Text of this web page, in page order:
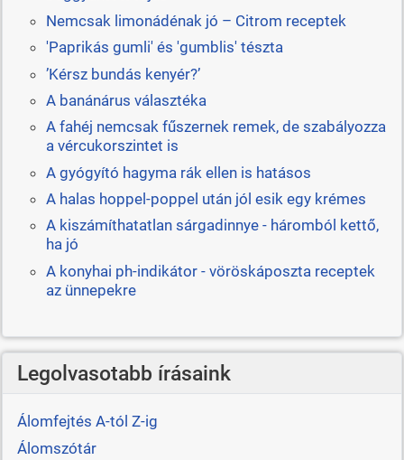
Nemcsak limonádénak jó – Citrom receptek
'Paprikás gumli' és 'gumblis' tészta
’Kérsz bundás kenyér?’
A banánárus választéka
A fahéj nemcsak fűszernek remek, de szabályozza
a vércukorszintet is
A gyógyító hagyma rák ellen is hatásos
A halas hoppel-poppel után jól esik egy krémes
A kiszámíthatatlan sárgadinnye - háromból kettő,
ha jó
A konyhai ph-indikátor - vöröskáposzta receptek
az ünnepekre
Legolvasotabb írásaink
Álomfejtés A-tól Z-ig
Álomszótár